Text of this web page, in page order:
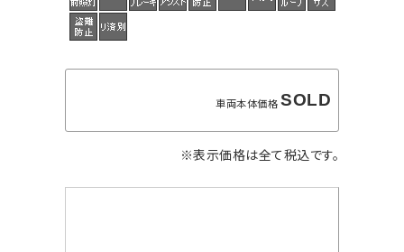
車両本体価格SOLD
※表示価格は全て税込です。